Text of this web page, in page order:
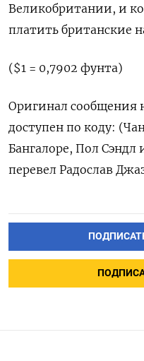
Великобритании, и
платить британские
($1 = 0,7902 фунта)
Оригинал сообщения
доступен по коду:
Бангалоре, Пол Сэндл
перевел Радослав